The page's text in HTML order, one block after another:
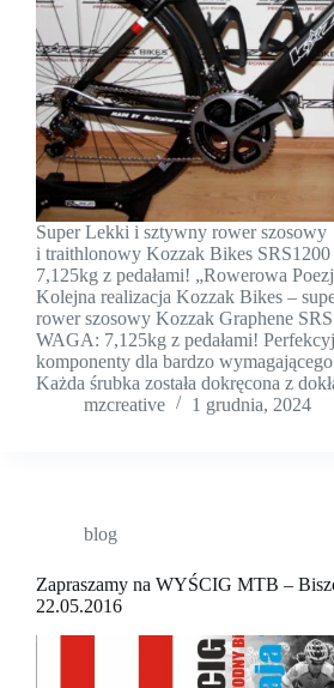
Super Lekki i sztywny rower szosowy
i traithlonowy Kozzak Bikes SRS1200
7,125kg z pedałami! „Rowerowa
Kolejna realizacja Kozzak Bikes –
rower szosowy Kozzak Graphene
WAGA: 7,125kg z pedałami!
komponenty dla bardzo
Każda śrubka została dokręcona z
mzcreative
1 grudnia, 2024
blog
Zapraszamy na WYŚCIG MTB –
22.05.2016